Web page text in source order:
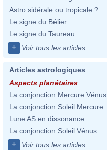
Astro sidérale ou tropicale ?
Le signe du Bélier
Le signe du Taureau
+ Voir tous les articles
Articles astrologiques
Aspects planétaires
La conjonction Mercure Vénus
La conjonction Soleil Mercure
Lune AS en dissonance
La conjonction Soleil Vénus
+ Voir tous les articles